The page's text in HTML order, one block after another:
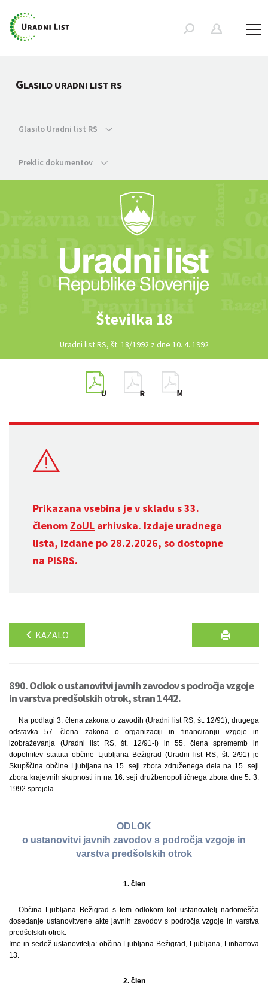
GLASILO URADNI LIST RS
Glasilo Uradni list RS
Preklic dokumentov
Številka 18
Uradni list RS, št. 18/1992 z dne 10. 4. 1992
Prikazana vsebina je v skladu s 33.
členom ZoUL arhivska. Izdaje uradnega
lista, izdane po 28.2.2026, so dostopne
na PISRS.
KAZALO
890. Odlok o ustanovitvi javnih zavodov s področja vzgoje
in varstva predšolskih otrok, stran 1442.
Na podlagi 3. člena zakona o zavodih (Uradni list RS, št. 12/91), drugega
odstavka 57. člena zakona o organizaciji in financiranju vzgoje in
izobraževanja (Uradni list RS, št. 12/91-I) in 55. člena sprememb in
dopolnitev statuta občine Ljubljana Bežigrad (Uradni list RS, št. 2/91) je
Skupščina občine Ljubljana na 15. seji zbora združenega dela na 15. seji
zbora krajevnih skupnosti in na 16. seji družbenopolitičnega zbora dne 5. 3.
1992 sprejela
ODLOK
o ustanovitvi javnih zavodov s področja vzgoje in
varstva predšolskih otrok
1. člen
Občina Ljubljana Bežigrad s tem odlokom kot ustanovitelj nadomešča
dosedanje ustanovitvene akte javnih zavodov s področja vzgoje in varstva
predšolskih otrok.
Ime in sedež ustanovitelja: občina Ljubljana Bežigrad, Ljubljana, Linhartova
13.
2. člen